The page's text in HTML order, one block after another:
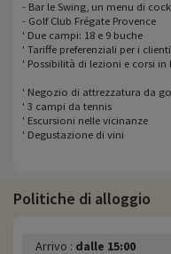
- Bar le Swing, un menu di
- Golf Club Frégate Provence
' Due campi: 18 e 9 buche
' Tariffe preferenziali per i
' Possibilità di lezioni e corsi in
' Negozio di attrezzatura da
' 3 campi da tennis
' Escursioni nelle vicinanze
' Degustazione di vini
Politiche di alloggio
Arrivo : dalle 15:00